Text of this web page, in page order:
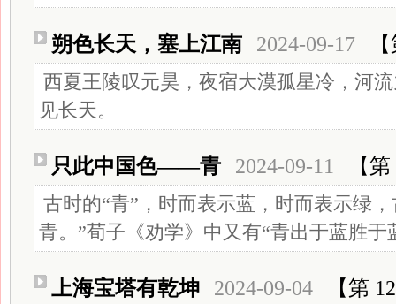
朔色长天，塞上江南 2024-09-17
西夏王陵叹元昊，夜宿大漠孤星冷，河
见长天。
只此中国色——青 2024-09-11 【
古时的“青”，时而表示蓝，时而表示绿
青。”荀子《劝学》中又有“青出于蓝胜于
上海宝塔有乾坤 2024-09-04 【第